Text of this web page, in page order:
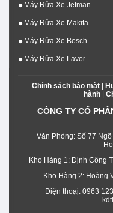
Máy Rửa Xe Jetman
Máy Rửa Xe Makita
Máy Rửa Xe Bosch
Máy Rửa Xe Lavor
Chính sách bảo mật|
hành
CÔNG TY CỔ
Văn Phòng: Số 77
Kho Hàng 1: Định Công
Kho Hàng 2: Hoàng
Điện thoạị: 0963